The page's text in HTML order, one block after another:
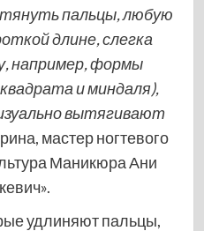
пальцы, любую
длине, слегка
например, формы
и миндаля),
вытягивают
мастер ногтевого
Маникюра Ани
удлиняют пальцы,